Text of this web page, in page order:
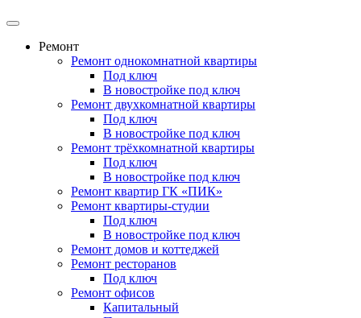
Ремонт
Ремонт однокомнатной квартиры
Под ключ
В новостройке под ключ
Ремонт двухкомнатной квартиры
Под ключ
В новостройке под ключ
Ремонт трёхкомнатной квартиры
Под ключ
В новостройке под ключ
Ремонт квартир ГК «ПИК»
Ремонт квартиры-студии
Под ключ
В новостройке под ключ
Ремонт домов и коттеджей
Ремонт ресторанов
Под ключ
Ремонт офисов
Капитальный